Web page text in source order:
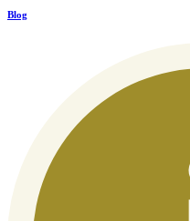
Blog